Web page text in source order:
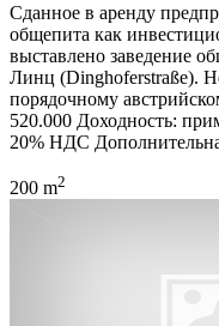
Сданное в аренду
общепита как
выставлено заведение
Линц (Dinghoferstraße).
порядочному
520.000 Доходность:
20% НДС
200 m2